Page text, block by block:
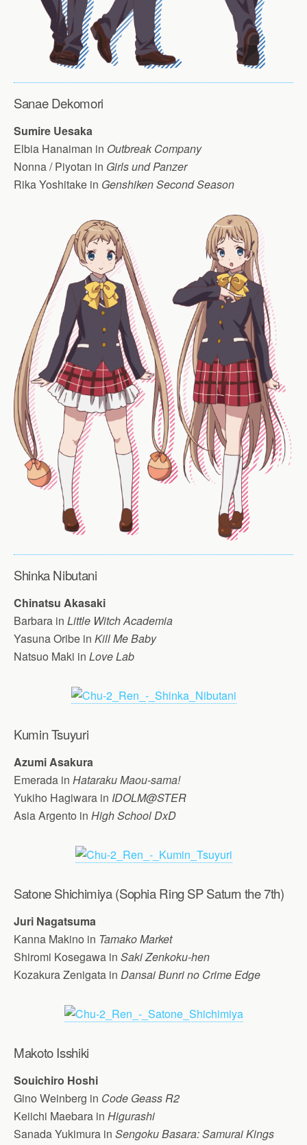
Sanae Dekomori
Sumire Uesaka
Elbia Hanaiman in Outbreak Company
Nonna / Piyotan in Girls und Panzer
Rika Yoshitake in Genshiken Second Season
Shinka Nibutani
Chinatsu Akasaki
Barbara in Little Witch Academia
Yasuna Oribe in Kill Me Baby
Natsuo Maki in Love Lab
Kumin Tsuyuri
Azumi Asakura
Emerada in Hataraku Maou-sama!
Yukiho Hagiwara in IDOLM@STER
Asia Argento in High School DxD
Satone Shichimiya (Sophia Ring SP Saturn the 7th)
Juri Nagatsuma
Kanna Makino in Tamako Market
Shiromi Kosegawa in Saki Zenkoku-hen
Kozakura Zenigata in Dansai Bunri no Crime Edge
Makoto Isshiki
Souichiro Hoshi
Gino Weinberg in Code Geass R2
Keiichi Maebara in Higurashi
Sanada Yukimura in Sengoku Basara: Samurai Kings